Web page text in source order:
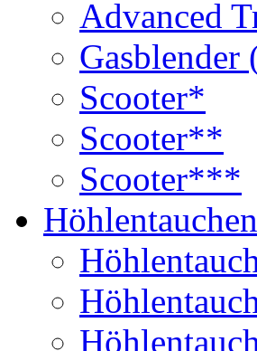
Advanced
Scooter*
Scooter**
Scooter***
Höhlentauchen